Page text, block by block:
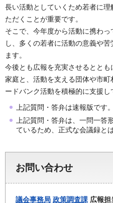
長い活動としていくため若者に
ただくことが重要です。
そこで、今年度から活動に携わ
し、多くの若者に活動の意義や
ます。
今後とも広報を充実させるとと
家庭と、活動を支える団体や市
ードバンク活動を積極的に支援し
上記質問・答弁は速報版です。
上記質問・答弁は、一問一答
ているため、正式な会議録と
お問い合わせ
議会事務局 政策調査課 広報担